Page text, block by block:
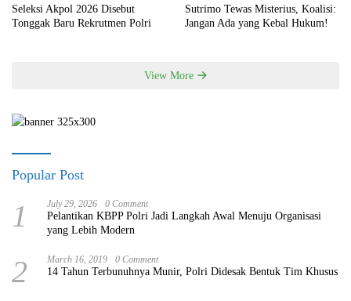
Seleksi Akpol 2026 Disebut
Tonggak Baru Rekrutmen Polri
Sutrimo Tewas Misterius, Koalisi:
Jangan Ada yang Kebal Hukum!
View More
Popular Post
1 July 29, 2026 0 Comment
Pelantikan KBPP Polri Jadi Langkah Awal Menuju Organisasi
yang Lebih Modern
2 March 16, 2019 0 Comment
14 Tahun Terbunuhnya Munir, Polri Didesak Bentuk Tim Khusus